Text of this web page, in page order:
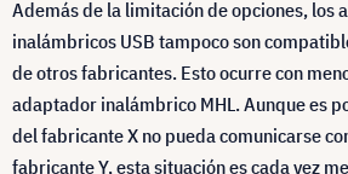
Además de la limitación de opciones, los
inalámbricos USB tampoco son
de otros fabricantes. Esto ocurre con
adaptador inalámbrico MHL. Aunque es
del fabricante X no pueda comunicarse
fabricante Y, esta situación es cada vez